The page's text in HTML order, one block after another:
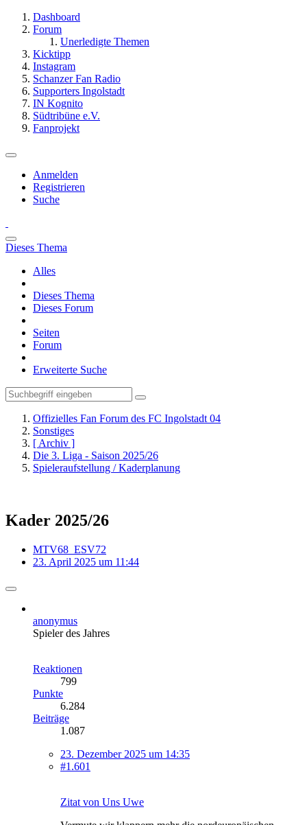
Dashboard
Forum
Unerledigte Themen
Kicktipp
Instagram
Schanzer Fan Radio
Supporters Ingolstadt
IN Kognito
Südtribüne e.V.
Fanprojekt
Anmelden
Registrieren
Suche
Dieses Thema
Alles
Dieses Thema
Dieses Forum
Seiten
Forum
Erweiterte Suche
Offizielles Fan Forum des FC Ingolstadt 04
Sonstiges
[ Archiv ]
Die 3. Liga - Saison 2025/26
Spieleraufstellung / Kaderplanung
Kader 2025/26
MTV68_ESV72
23. April 2025 um 11:44
anonymus
Spieler des Jahres
Reaktionen
799
Punkte
6.284
Beiträge
1.087
23. Dezember 2025 um 14:35
#1.601
Zitat von Uns Uwe